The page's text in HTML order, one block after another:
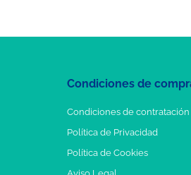
Condiciones de
Condiciones de contratación
Política de Privacidad
Política de Cookies